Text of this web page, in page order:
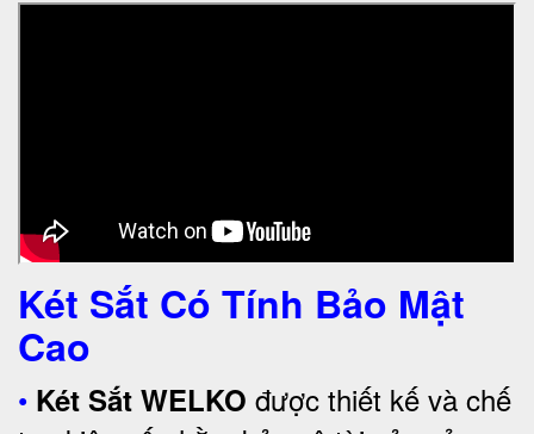
Két Sắt Có Tính Bảo Mật
Cao
• Két Sắt WELKO được thiết kế và chế